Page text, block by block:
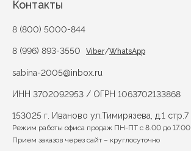
Контакты
8 (800) 5000-844
8 (996) 893-3550 Viber/WhatsApp
sabina-2005@inbox.ru
ИНН 3702092953 / ОГРН 1063702133868
153025 г. Иваново ул.Тимирязева, д.1 стр.7
Режим работы офиса продаж ПН-ПТ с 8.00 до 17.00
Прием заказов через сайт – круглосуточно